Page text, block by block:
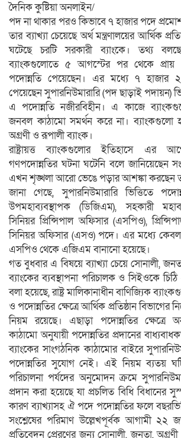
দৈনিক কুষ্টিয়া অনলাইন/
পদ না থাকার পরও কিভাবে ৭ হাজার পদে
তার ব্যাখ্যা চেয়েছে অর্থ মন্ত্রণালয়ের আর্থিক
ঘটেছে চরটি সরকারী ব্যাংকে। তথ্য
ব্যাংকগুলোতে ৫ আগস্টের পর থেকে প্রায়
পদোন্নতি পেয়েছেন। এর মধ্যে ৭ হাজার
পেয়েছেন সুপারনিউমারারি (পদ ছাড়াই পদায়ন)
এ পদোন্নতি নজীরবিহীন। এ কাজে
জনবল কাঠামো সমর্থন করে না। ব্যাংকগুলো
অগ্রণী ও রূপালী ব্যাংক।
রাষ্ট্রায়ত্ত ব্যাংকগুলোর ইতিহাসে এর
গণপদোন্নতির ঘটনা ঘটেনি বলে জানিয়েছেন
এখন শৃঙ্খলা আরো ভেঙে পড়ার আশঙ্কা করছেন
জানা গেছে, সুপারনিউমারারি ভিত্তিতে
উপমহাব্যবস্থাপক (ডিজিএম), সহকারী
সিনিয়র প্রিন্সিপাল অফিসার (এসপিও),
সিনিয়র অফিসার (এসও) পদে। এর মধ্যে
এসপিও থেকে এজিএম বানানো হয়েছে।
গত বুধবার এ বিষয়ে ব্যাখ্যা চেয়ে সোনালী,
ব্যাংকের ব্যবস্থাপনা পরিচালক ও সিইওকে
বলা হয়েছে, রাষ্ট্র মালিকানাধীন বাণিজ্যিক
ও পদোন্নতির ক্ষেত্রে আর্থিক প্রতিষ্ঠান বিভাগের
নিয়ম রয়েছে। এছাড়া পদোন্নতির ক্ষেত্রে
কাঠামো অনুযায়ী পদোন্নতির প্রদানের
ব্যাংকের সাংগঠনিক কাঠামোর বাইরে
পদোন্নতির সুযোগ নেই। এই নিয়ম ব্যতয়
পরিচালনা পর্যদের অনুমোদন ক্রমে
প্রদান করা হয়েছে যা প্রচলিত বিধি বিধানের
কারণ ব্যাখ্যাসহ ঐ পদে পদোন্নতির ফলে
সংশ্লেষের পরিমাণ উল্লেখপূর্বক আগামী ২২
প্রতিবেদন প্রেরণের জন্য সোনালী, জনতা,